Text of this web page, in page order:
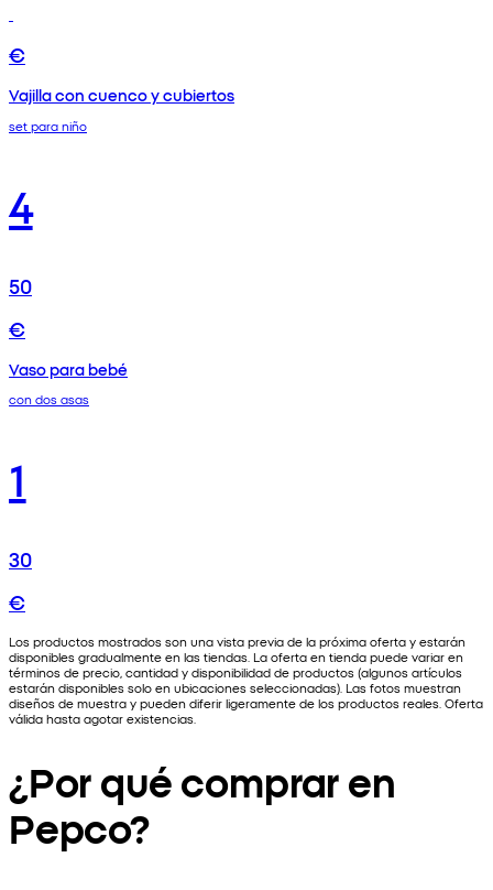
€
Vajilla con cuenco y cubiertos
set para niño
4
50
€
Vaso para bebé
con dos asas
1
30
€
Los productos mostrados son una vista previa de la próxima oferta y estarán
disponibles gradualmente en las tiendas. La oferta en tienda puede variar en
términos de precio, cantidad y disponibilidad de productos (algunos artículos
estarán disponibles solo en ubicaciones seleccionadas). Las fotos muestran
diseños de muestra y pueden diferir ligeramente de los productos reales. Oferta
válida hasta agotar existencias.
¿Por qué comprar en
Pepco?